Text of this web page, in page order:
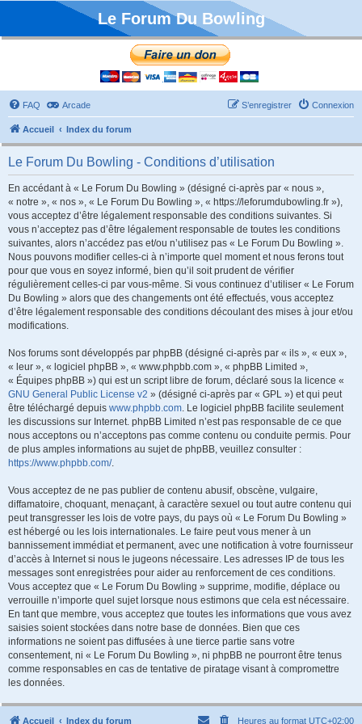
Le Forum Du Bowling
FAQ Arcade Connexion
S’enregistrer
Accueil Index du forum
Le Forum Du Bowling - Conditions d’utilisation
En accédant à « Le Forum Du Bowling » (désigné ci-après par « nous »,
« notre », « nos », « Le Forum Du Bowling », « https://leforumdubowling.fr »),
vous acceptez d’être légalement responsable des conditions suivantes. Si
vous n’acceptez pas d’être légalement responsable de toutes les conditions
suivantes, alors n’accédez pas et/ou n’utilisez pas « Le Forum Du Bowling ».
Nous pouvons modifier celles-ci à n’importe quel moment et nous ferons tout
pour que vous en soyez informé, bien qu’il soit prudent de vérifier
régulièrement celles-ci par vous-même. Si vous continuez d’utiliser « Le Forum
Du Bowling » alors que des changements ont été effectués, vous acceptez
d’être légalement responsable des conditions découlant des mises à jour et/ou
modifications.
Nos forums sont développés par phpBB (désigné ci-après par « ils », « eux »,
« leur », « logiciel phpBB », « www.phpbb.com », « phpBB Limited »,
« Équipes phpBB ») qui est un script libre de forum, déclaré sous la licence «
GNU General Public License v2 » (désigné ci-après par « GPL ») et qui peut
être téléchargé depuis www.phpbb.com. Le logiciel phpBB facilite seulement
les discussions sur Internet. phpBB Limited n’est pas responsable de ce que
nous acceptons ou n’acceptons pas comme contenu ou conduite permis. Pour
de plus amples informations au sujet de phpBB, veuillez consulter :
https://www.phpbb.com/.
Vous acceptez de ne pas publier de contenu abusif, obscène, vulgaire,
diffamatoire, choquant, menaçant, à caractère sexuel ou tout autre contenu qui
peut transgresser les lois de votre pays, du pays où « Le Forum Du Bowling »
est hébergé ou les lois internationales. Le faire peut vous mener à un
bannissement immédiat et permanent, avec une notification à votre fournisseur
d’accès à Internet si nous le jugeons nécessaire. Les adresses IP de tous les
messages sont enregistrées pour aider au renforcement de ces conditions.
Vous acceptez que « Le Forum Du Bowling » supprime, modifie, déplace ou
verrouille n’importe quel sujet lorsque nous estimons que cela est nécessaire.
En tant que membre, vous acceptez que toutes les informations que vous avez
saisies soient stockées dans notre base de données. Bien que ces
informations ne soient pas diffusées à une tierce partie sans votre
consentement, ni « Le Forum Du Bowling », ni phpBB ne pourront être tenus
comme responsables en cas de tentative de piratage visant à compromettre
les données.
Accueil Index du forum Heures au format UTC+02:00